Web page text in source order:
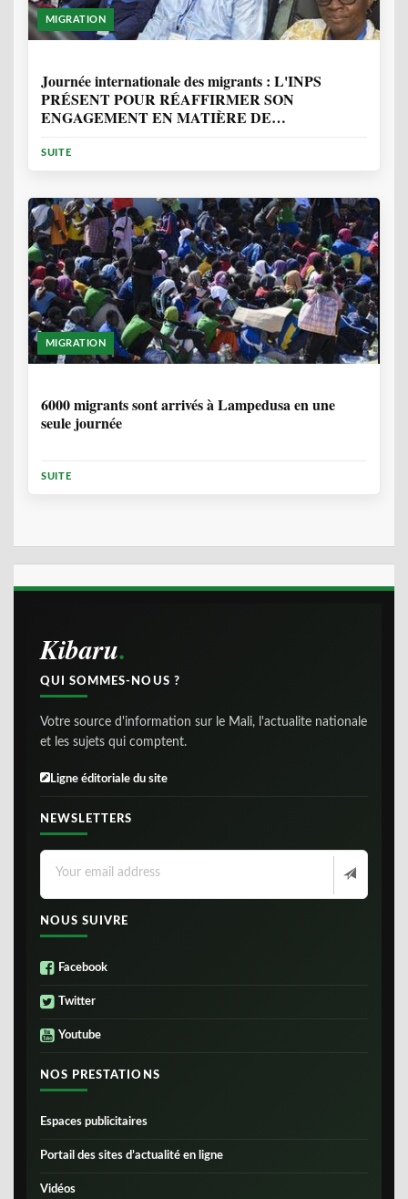
MIGRATION
Journée internationale des migrants : L'INPS
PRÉSENT POUR RÉAFFIRMER SON
ENGAGEMENT EN MATIÈRE DE
SUITE
MIGRATION
6000 migrants sont arrivés à Lampedusa en une
seule journée
SUITE
Kibaru
QUI SOMMES-NOUS ?
Votre source d'information sur le Mali, l'actualite nationale
et les sujets qui comptent.
Ligne éditoriale du site
NEWSLETTERS
NOUS SUIVRE
Facebook
Twitter
Youtube
NOS PRESTATIONS
Espaces publicitaires
Portail des sites d’actualité en ligne
Vidéos